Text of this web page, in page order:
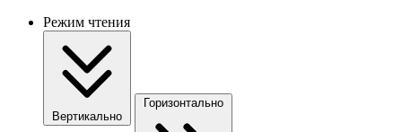
Режим чтения
Вертикально
Горизонтально